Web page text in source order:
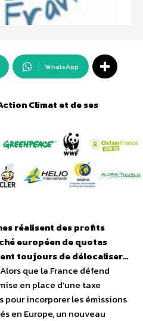
WhatsApp
Climat et de ses
réalisent des profits
européen de quotas
toujours de délocaliser…
que la France défend
en place d’une taxe
pour incorporer les émissions
en Europe, un nouveau